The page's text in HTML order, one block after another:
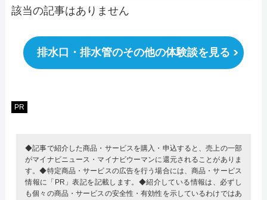
該当の記事はありません
排水口・排水管のその他の体験談を見る
PR
◆記事で紹介した商品・サービスを購入・申込すると、売上の一部
がマイナビニュース・マイナビウーマンに還元されることがありま
す。◆特定商品・サービスの広告を行う場合には、商品・サービス
情報に「PR」表記を記載します。◆紹介している情報は、必ずし
も個々の商品・サービスの安全性・有効性を示しているわけではあ